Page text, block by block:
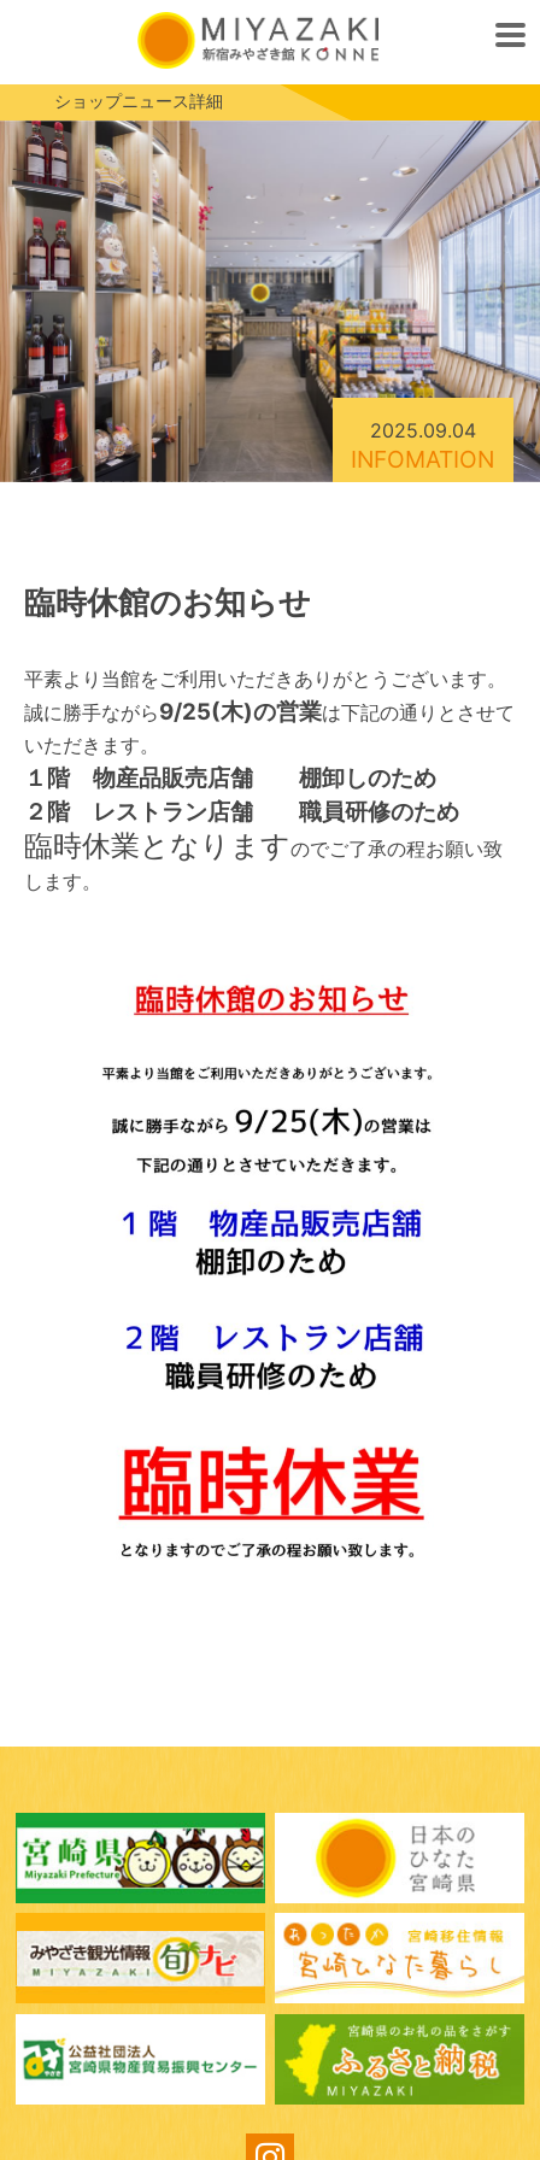
ショップニュース詳細
2025.09.04
INFOMATION
臨時休館のお知らせ
平素より当館をご利用いただきありがとうございます。
誠に勝手ながら9/25(木)の営業は下記の通りとさせて
いただきます。
１階 物産品販売店舗 棚卸しのため
２階 レストラン店舗 職員研修のため
臨時休業となりますのでご了承の程お願い致
します。